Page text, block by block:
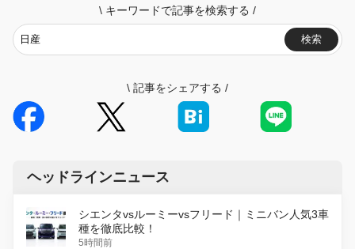
\ キーワードで記事を検索する /
検索
\ 記事をシェアする /
ヘッドラインニュース
シエンタvsルーミーvsフリード｜ミニバン人気3車
種を徹底比較！
5時間前